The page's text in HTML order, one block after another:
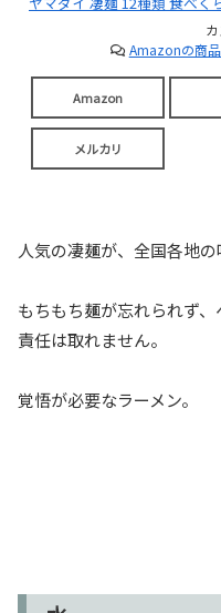
Amazonの商
Amazon
メルカリ
人気の凄麺が、全国各地の
もちもち麺が忘れられず
責任は取れません。
覚悟が必要なラーメン。